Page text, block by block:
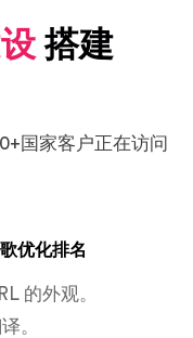
搭建
国家客户正在访问
优化排名
的外观。
。